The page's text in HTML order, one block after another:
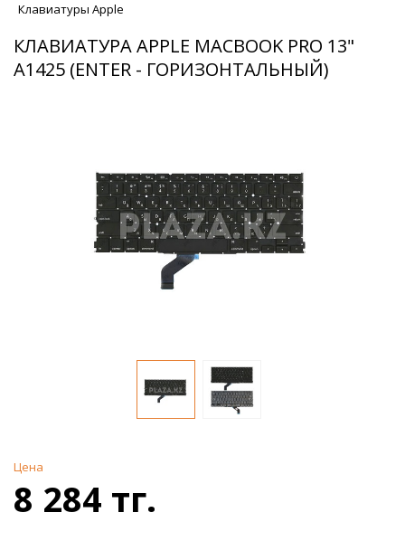
Клавиатуры Apple
КЛАВИАТУРА APPLE MACBOOK PRO 13"
A1425 (ENTER - ГОРИЗОНТАЛЬНЫЙ)
Цена
8 284 тг.